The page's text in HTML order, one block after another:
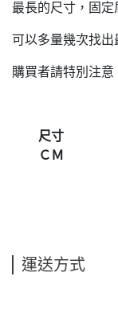
最長的尺寸，固定
可以多量幾次找出
購買者請特別注
尺寸
ＣＭ
運送方式